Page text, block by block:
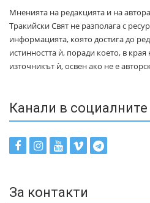
Мненията на редакцията и на
Тракийски Свят не разполага с
информацията, която достига до
истинността ѝ, поради което, в края
източникът ѝ, освен ако не е
Канали в
За контакти